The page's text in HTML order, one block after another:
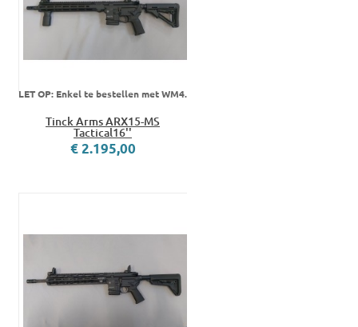
Tinck Arms ARX15-MS
Tactical16''
€ 2.195,00
LET OP: Enkel te bestellen met WM4.